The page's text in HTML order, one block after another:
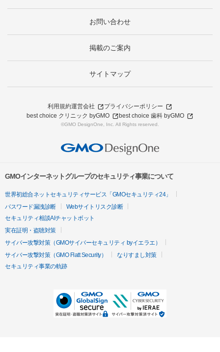
お問い合わせ
掲載のご案内
サイトマップ
利用規約運営会社
プライバシーポリシー
best choice クリニック byGMO
best choice 歯科 byGMO
©GMO DesignOne, Inc. All Rights reserved.
GMOインターネットグループのセキュリティ事業について
世界初総合ネットセキュリティサービス「GMOセキュリティ24」
パスワード漏洩診断
Webサイトリスク診断
セキュリティ相談AIチャットボット
実在証明・盗聴対策
サイバー攻撃対策（GMOサイバーセキュリティ byイエラエ）
サイバー攻撃対策（GMO Flatt Security）
なりすまし対策
セキュリティ事業の軌跡